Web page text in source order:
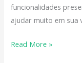
funcionalidades
ajudar muito em sua
ao
navegar
Read More »